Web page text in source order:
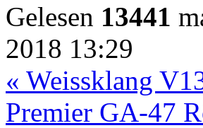
Gelesen 13441
2018 13:29
« Weissklang
Premier GA-47